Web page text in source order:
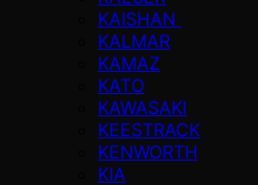
KAISHAN
KALMAR
KAMAZ
KATO
KAWASAKI
KEESTRACK
KENWORTH
KIA